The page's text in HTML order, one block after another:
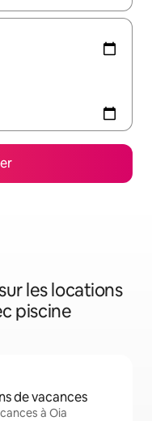
les locations
piscine
de vacances
à Oia